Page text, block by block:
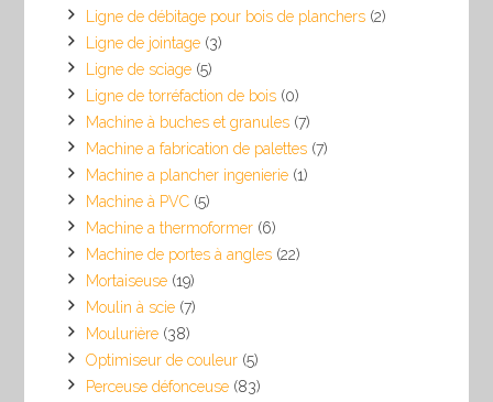
Ligne de débitage pour bois de planchers (2)
Ligne de jointage (3)
Ligne de sciage (5)
Ligne de torréfaction de bois (0)
Machine à buches et granules (7)
Machine a fabrication de palettes (7)
Machine a plancher ingenierie (1)
Machine à PVC (5)
Machine a thermoformer (6)
Machine de portes à angles (22)
Mortaiseuse (19)
Moulin à scie (7)
Moulurière (38)
Optimiseur de couleur (5)
Perceuse défonceuse (83)